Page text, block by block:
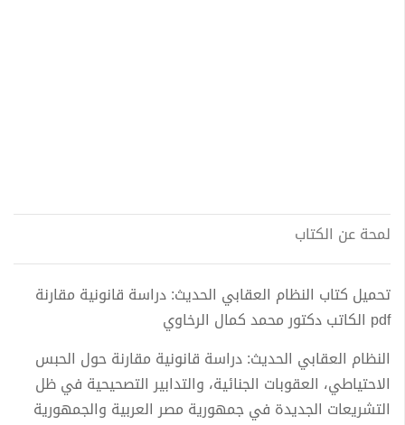
لمحة عن الكتاب
تحميل كتاب النظام العقابي الحديث: دراسة قانونية مقارنة
pdf الكاتب دكتور محمد كمال الرخاوي
النظام العقابي الحديث: دراسة قانونية مقارنة حول الحبس
الاحتياطي، العقوبات الجنائية، والتدابير التصحيحية في ظل
التشريعات الجديدة في جمهورية مصر العربية والجمهورية